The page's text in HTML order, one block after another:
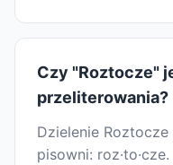
Czy "Roztocze"
przeliterowania?
Dzielenie
pisowni: